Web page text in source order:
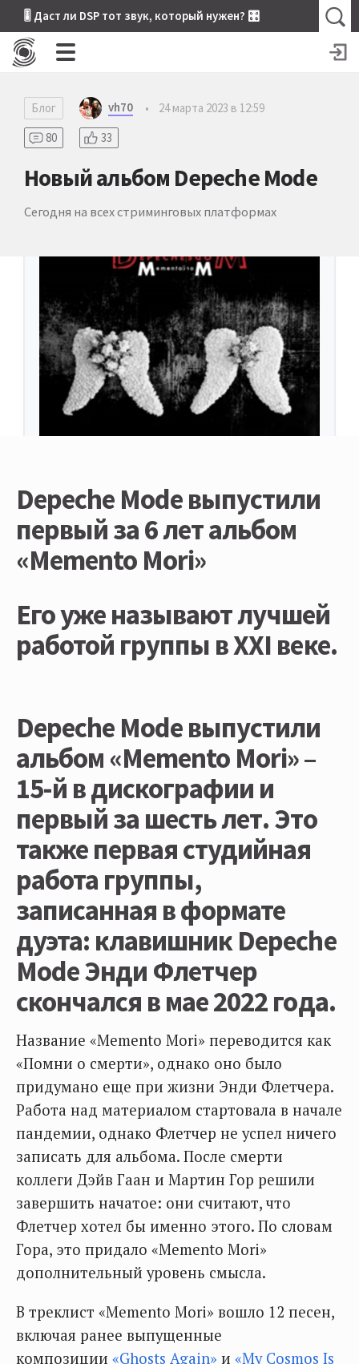
🎚 Даст ли DSP тот звук, который нужен? 🎛
Блог vh70 •
24 марта 2023 в 12:59
80
33
Новый альбом Depeche Mode
Сегодня на всех стриминговых платформах
Depeche Mode выпустили
первый за 6 лет альбом
«Memento Mori»
Его уже называют лучшей
работой группы в XXI веке.
Depeche Mode выпустили
альбом «Memento Mori» –
15-й в дискографии и
первый за шесть лет. Это
также первая студийная
работа группы,
записанная в формате
дуэта: клавишник Depeche
Mode Энди Флетчер
скончался в мае 2022 года.
Название «Memento Mori» переводится как
«Помни о смерти», однако оно было
придумано еще при жизни Энди Флетчера.
Работа над материалом стартовала в начале
пандемии, однако Флетчер не успел ничего
записать для альбома. После смерти
коллеги Дэйв Гаан и Мартин Гор решили
завершить начатое: они считают, что
Флетчер хотел бы именно этого. По словам
Гора, это придало «Memento Mori»
дополнительный уровень смысла.
В треклист «Memento Mori» вошло 12 песен,
включая ранее выпущенные
композиции «Ghosts Again» и «My Cosmos Is